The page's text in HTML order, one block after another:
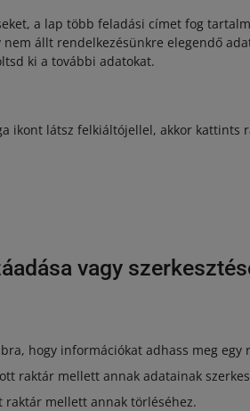
a lap több feladási címet fog
állt rendelkezésünkre elegendő
ki a további adatokat.
ikont látsz felkiáltójellel, akkor kattints
vagy
hogy információkat adhass meg egy
raktár mellett annak adatainak
raktár mellett annak törléséhez.